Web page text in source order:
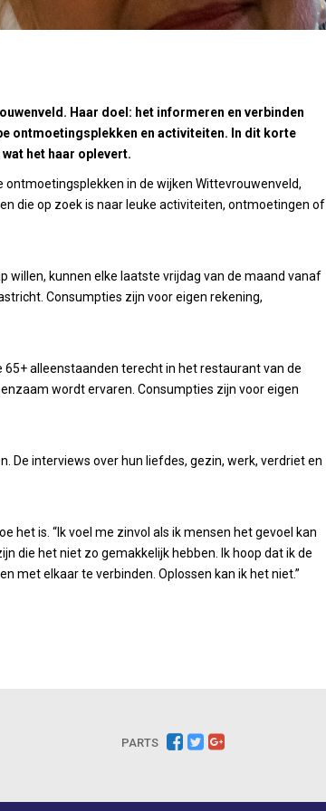
Haar doel: het informeren en verbinden
ontmoetingsplekken en activiteiten. In dit korte
het haar oplevert.
in de wijken Wittevrouwenveld,
die op zoek is naar leuke activiteiten, ontmoetingen of
willen, kunnen elke laatste vrijdag van de maand vanaf
Consumpties zijn voor eigen rekening,
alleenstaanden terecht in het restaurant van de
wordt ervaren. Consumpties zijn voor eigen
De interviews over hun liefdes, gezin, werk, verdriet en
het is. “Ik voel me zinvol als ik mensen het gevoel kan
die het niet zo gemakkelijk hebben. Ik hoop dat ik de
met elkaar te verbinden. Oplossen kan ik het niet.”
PARTS